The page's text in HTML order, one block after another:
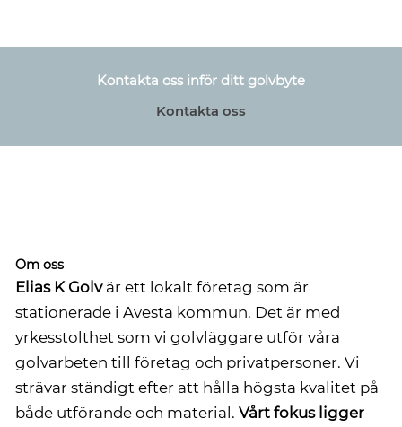
Kontakta oss inför ditt golvbyte
Kontakta oss
Om oss
Elias K Golvär ett lokalt företag som är
stationerade i Avesta kommun. Det är med
yrkesstolthet som vi golvläggare utför våra
golvarbeten till företag och privatpersoner. Vi
strävar ständigt efter att hålla högsta kvalitet på
både utförande och material. Vårt fokus ligger